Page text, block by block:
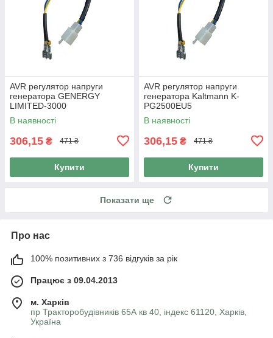
AVR регулятор напруги
генератора GENERGY
LIMITED-3000
В наявності
306,15 ₴ 471 ₴
Купити
AVR регулятор напруги
генератора Kaltmann K-
PG2500EU5
В наявності
306,15 ₴ 471 ₴
Купити
Показати ще
Про нас
100% позитивних з 736 відгуків за рік
Працює з 09.04.2013
м. Харків
пр Тракторобудівників 65А кв 40, індекс 61120, Харків,
Україна